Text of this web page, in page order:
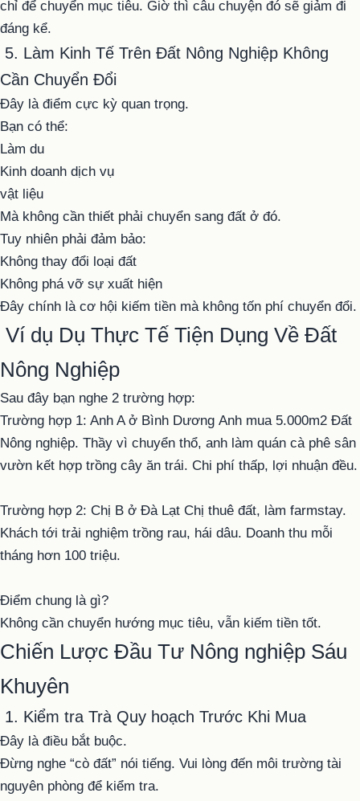
chỉ để chuyển mục tiêu. Giờ thì câu chuyện đó sẽ giảm đi
đáng kể.
5. Làm Kinh Tế Trên Đất Nông Nghiệp Không
Cần Chuyển Đổi
Đây là điểm cực kỳ quan trọng.
Bạn có thể:
Làm du
Kinh doanh dịch vụ
vật liệu
Mà không cần thiết phải chuyển sang đất ở đó.
Tuy nhiên phải đảm bảo:
Không thay đổi loại đất
Không phá vỡ sự xuất hiện
Đây chính là cơ hội kiếm tiền mà không tốn phí chuyển đổi.
Ví dụ Dụ Thực Tế Tiện Dụng Về Đất
Nông Nghiệp
Sau đây bạn nghe 2 trường hợp:
Trường hợp 1: Anh A ở Bình Dương Anh mua 5.000m2 Đất
Nông nghiệp. Thầy vì chuyển thổ, anh làm quán cà phê sân
vườn kết hợp trồng cây ăn trái. Chi phí thấp, lợi nhuận đều.
Trường hợp 2: Chị B ở Đà Lạt Chị thuê đất, làm farmstay.
Khách tới trải nghiệm trồng rau, hái dâu. Doanh thu mỗi
tháng hơn 100 triệu.
Điểm chung là gì?
Không cần chuyển hướng mục tiêu, vẫn kiếm tiền tốt.
Chiến Lược Đầu Tư Nông nghiệp Sáu
Khuyên
1. Kiểm tra Trà Quy hoạch Trước Khi Mua
Đây là điều bắt buộc.
Đừng nghe “cò đất” nói tiếng. Vui lòng đến môi trường tài
nguyên phòng để kiểm tra.